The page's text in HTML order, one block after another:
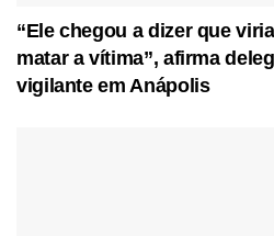
“Ele chegou a dizer que
matar a vítima”, afirma
vigilante em Anápolis